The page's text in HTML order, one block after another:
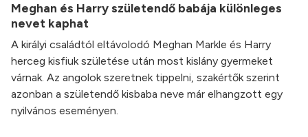
Meghan és Harry születendő babája különleges
nevet kaphat
A királyi családtól eltávolodó Meghan Markle és Harry
herceg kisfiuk születése után most kislány gyermeket
várnak. Az angolok szeretnek tippelni, szakértők szerint
azonban a születendő kisbaba neve már elhangzott egy
nyilvános eseményen.